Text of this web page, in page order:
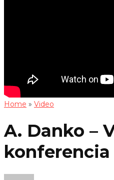
Home » Video
A. Danko –
konferencia